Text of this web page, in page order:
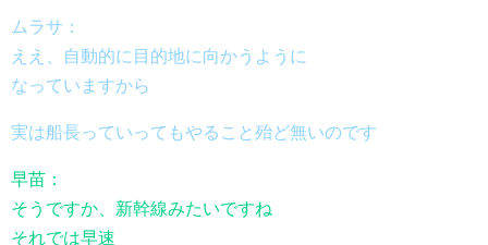
ムラサ：
ええ、自動的に目的地に向かうように
なっていますから
実は船長っていってもやること殆ど無いのです
早苗：
そうですか、新幹線みたいですね
それでは早速